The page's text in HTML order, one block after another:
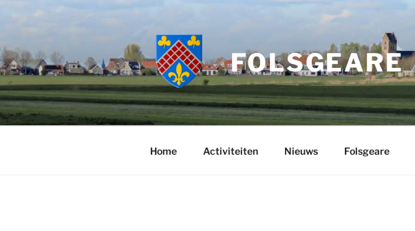
inhoud
FOLSGEARE
Home Activiteiten Nieuws Folsgeare